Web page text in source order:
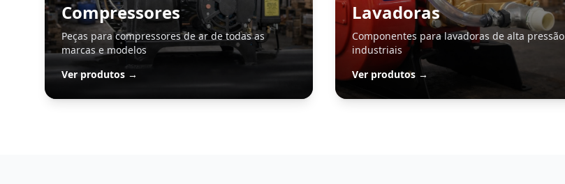
Compressores
Peças para compressores de ar de todas as
marcas e modelos
Ver produtos →
Lavadoras
Componentes para lavadoras de alta pressão
industriais
Ver produtos →